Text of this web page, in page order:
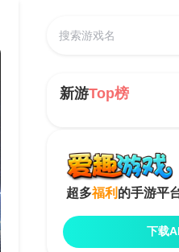
新游Top榜
超多福利 的手游平
下载